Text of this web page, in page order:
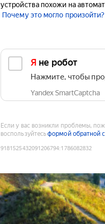
устройства похожи на
Почему это могло произойти?
Я не робот
Нажмите, чтобы
Yandex SmartCaptcha
Если у вас возникли проблемы,
воспользуйтесьформой обратной
9181525432091206794:1786082832